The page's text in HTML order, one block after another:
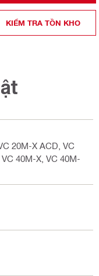
KIỂM TRA TỒN KHO
20M-X ACD, VC
VC 40M-X, VC 40M-